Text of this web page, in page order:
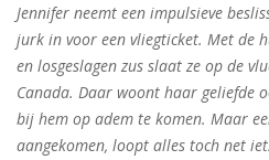
Jennifer neemt een impulsieve
jurk in voor een vliegticket. Met de
en losgeslagen zus slaat ze op de
Canada. Daar woont haar geliefde
bij hem op adem te komen. Maar
aangekomen, loopt alles toch net